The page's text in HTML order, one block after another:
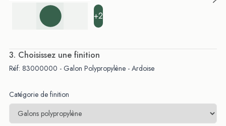
+2
. Choisissez une finition
Réf: 83000000 - Galon Polypropylène - Ardoise
Catégorie de finition